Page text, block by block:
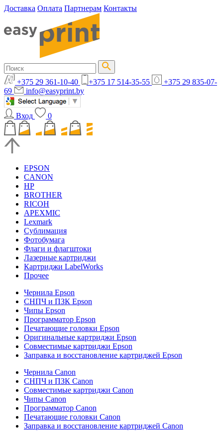
Доставка Оплата Партнерам Контакты
+375 29 361-10-40 +375 17 514-35-55
+375 29 835-07-
69
info@easyprint.by
Вход 0
EPSON
CANON
HP
BROTHER
RICOH
APEXMIC
Lexmark
Сублимация
Фотобумага
Флаги и флагштоки
Лазерные картриджи
Картриджи LabelWorks
Прочее
Чернила Epson
СНПЧ и ПЗК Epson
Чипы Epson
Программатор Epson
Печатающие головки Epson
Оригинальные картриджи Epson
Совместимые картриджи Epson
Заправка и восстановление картриджей Epson
Чернила Canon
СНПЧ и ПЗК Canon
Совместимые картриджи Canon
Чипы Canon
Программатор Canon
Печатающие головки Canon
Заправка и восстановление картриджей Canon